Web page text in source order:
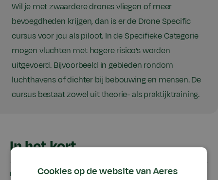
Wil je met zwaardere drones vliegen of meer
bevoegdheden krijgen, dan is er de Drone Specific
cursus voor jou als piloot. In de Specifieke Categorie
mogen vluchten met hogere risico’s worden
uitgevoerd. Bijvoorbeeld in gebieden rondom
luchthavens of dichter bij bebouwing en mensen. De
cursus bestaat zowel uit theorie- als praktijktraining.
In het kort
Eerste startdatumCookies op de website van Aeres